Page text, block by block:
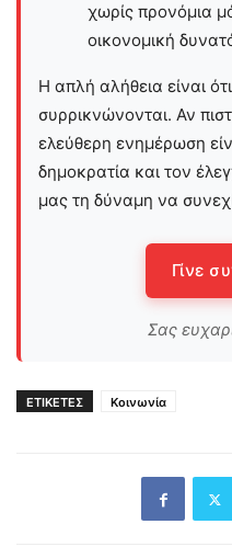
χωρίς προνόμια
οικονομική
Η απλή αλήθεια είναι
συρρικνώνονται. Αν
ελεύθερη ενημέρωση
δημοκρατία και τον
μας τη δύναμη να
Γίνε
Σας
ΕΤΙΚΕΤΕΣ Κοινωνία